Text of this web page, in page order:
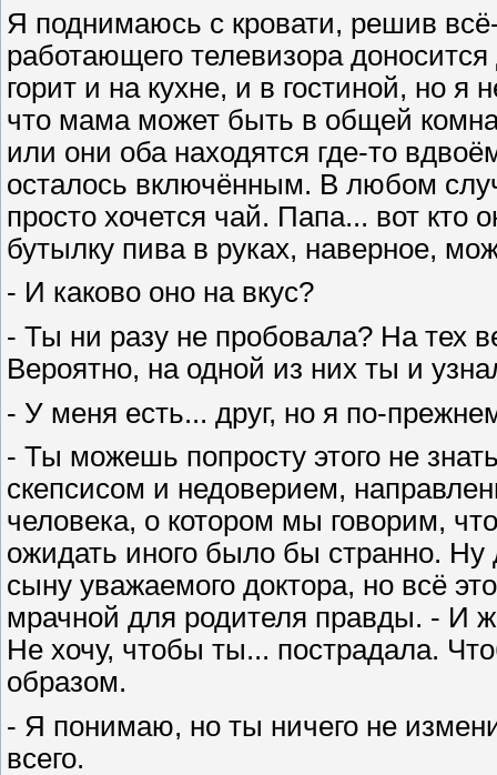
Я поднимаюсь с кровати, решив
работающего телевизора
горит и на кухне, и в гостиной, но я
что мама может быть в общей
или они оба находятся где-то
осталось включённым. В любом
просто хочется чай. Папа... вот
бутылку пива в руках, наверное,
- И каково оно на вкус?
- Ты ни разу не пробовала? На тех
Вероятно, на одной из них ты и
- У меня есть... друг, но я по-
- Ты можешь попросту этого не
скепсисом и недоверием,
человека, о котором мы говорим,
ожидать иного было бы странно. Ну
сыну уважаемого доктора, но всё
мрачной для родителя правды. - И
Не хочу, чтобы ты... пострадала.
образом.
- Я понимаю, но ты ничего не
всего.